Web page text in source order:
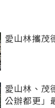
愛山林攜茂
愛山林、茂
公辦都更」